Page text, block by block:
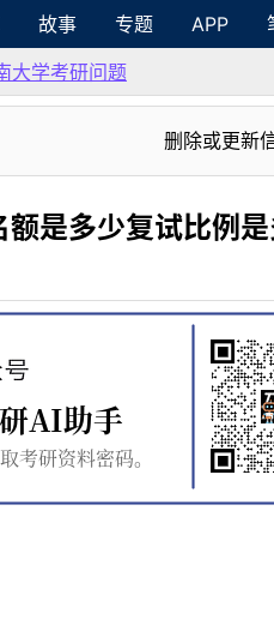
故事 专题 APP
大学考研问题
删除或更新
是多少复试比例